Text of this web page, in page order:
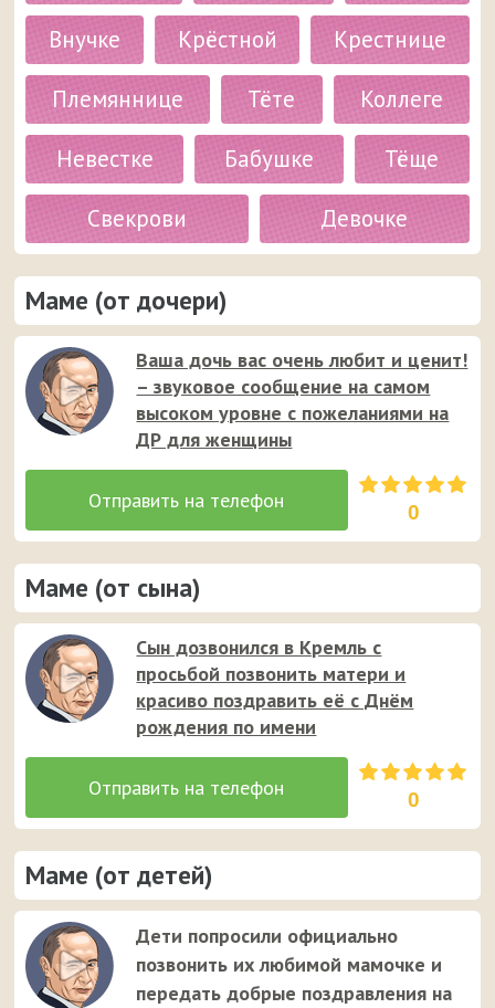
Внучке
Крёстной
Крестнице
Племяннице
Тёте
Коллеге
Невестке
Бабушке
Тёще
Свекрови
Девочке
Маме (от дочери)
Ваша дочь вас очень любит и ценит!
– звуковое сообщение на самом
высоком уровне с пожеланиями на
ДР для женщины
0
Маме (от сына)
Сын дозвонился в Кремль с
просьбой позвонить матери и
красиво поздравить её с Днём
рождения по имени
0
Маме (от детей)
Дети попросили официально
позвонить их любимой мамочке и
передать добрые поздравления на